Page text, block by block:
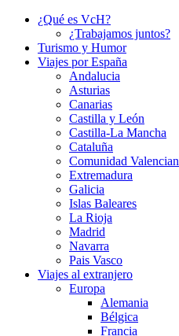
¿Qué es VcH?
¿Trabajamos juntos?
Turismo y Humor
Viajes por España
Andalucia
Asturias
Canarias
Castilla y León
Castilla-La Mancha
Cataluña
Comunidad
Extremadura
Galicia
Islas Baleares
La Rioja
Madrid
Navarra
Pais Vasco
Viajes al extranjero
Europa
Alemania
Bélgica
Francia